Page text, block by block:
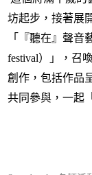
坊起步，接著展
「『聽在』聲音
festival）」，召
創作，包括作品
共同參與，一起